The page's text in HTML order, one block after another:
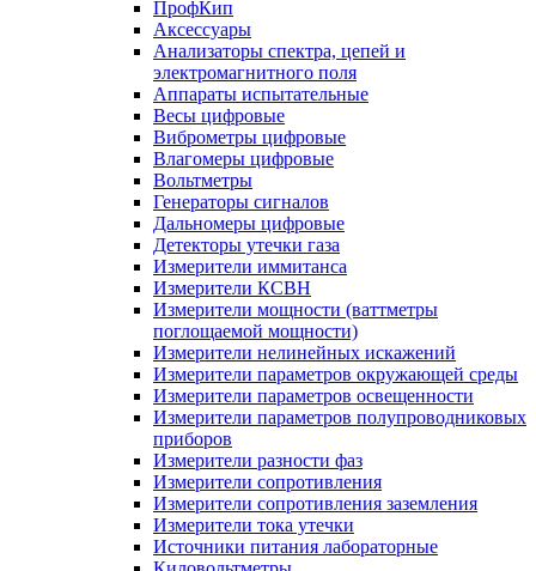
ПрофКип
Аксессуары
Анализаторы спектра, цепей и
электромагнитного поля
Аппараты испытательные
Весы цифровые
Виброметры цифровые
Влагомеры цифровые
Вольтметры
Генераторы сигналов
Дальномеры цифровые
Детекторы утечки газа
Измерители иммитанса
Измерители КСВН
Измерители мощности (ваттметры
поглощаемой мощности)
Измерители нелинейных искажений
Измерители параметров окружающей среды
Измерители параметров освещенности
Измерители параметров полупроводниковых
приборов
Измерители разности фаз
Измерители сопротивления
Измерители сопротивления заземления
Измерители тока утечки
Источники питания лабораторные